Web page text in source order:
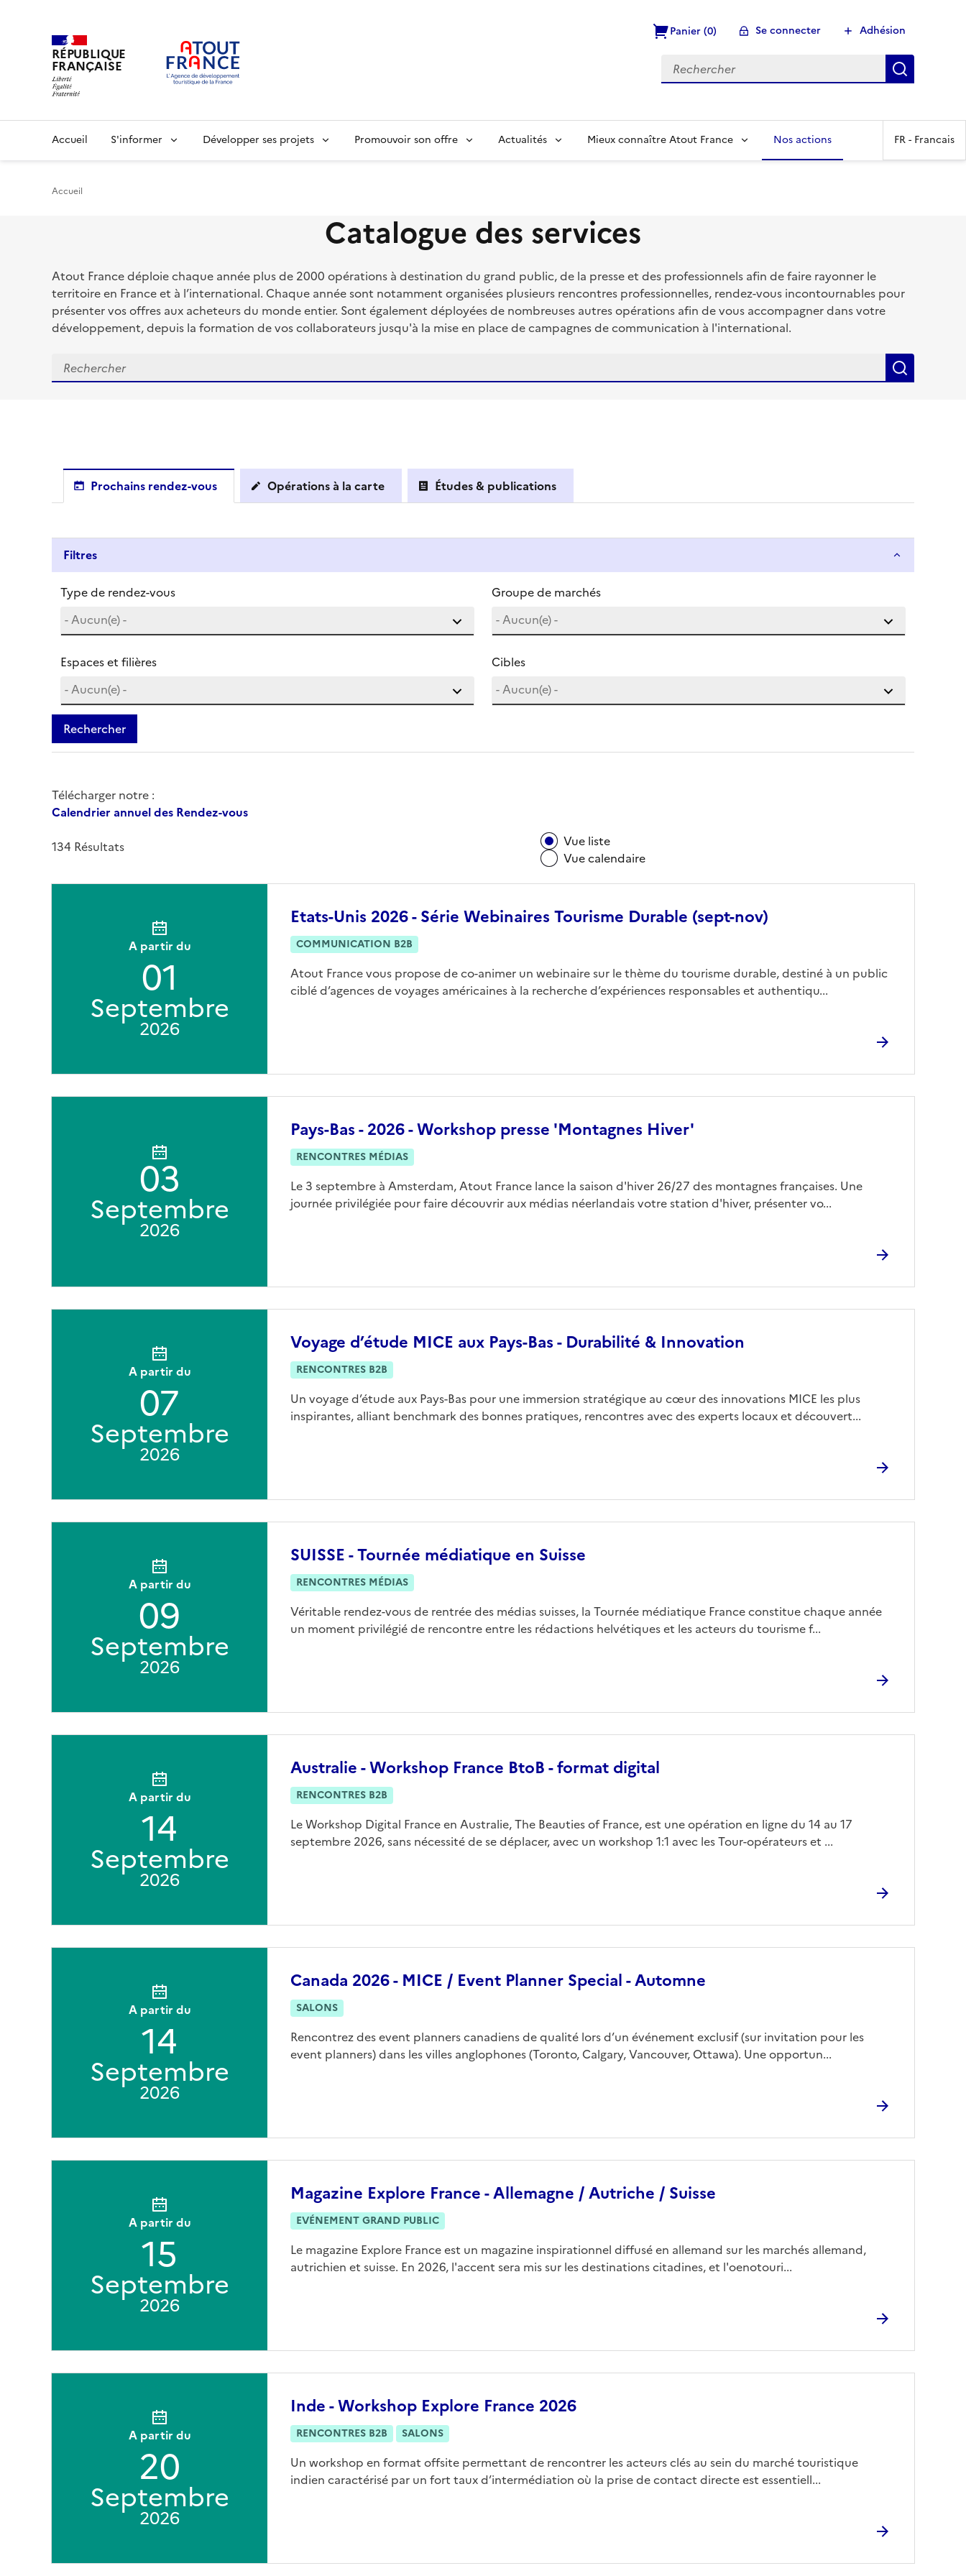
principal
RÉPUBLIQUE
FRANÇAISE
Panier (0) Se connecter Adhésion
Main
Accueil S'informer Développer ses projets Promouvoir son offre Actualités Mieux connaître Atout France Nos actions FR - Francais
Accueil
Catalogue des services
Atout France déploie chaque année plus de 2000 opérations à destination du grand public, de la presse et des professionnels afin de faire rayonner le
territoire en France et à l’international. Chaque année sont notamment organisées plusieurs rencontres professionnelles, rendez-vous incontournables pour
présenter vos offres aux acheteurs du monde entier. Sont également déployées de nombreuses autres opérations afin de vous accompagner dans votre
développement, depuis la formation de vos collaborateurs jusqu'à la mise en place de campagnes de communication à l'international.
Prochains rendez-vous Opérations à la carte Études & publications
Filtres
Type de rendez-vous Groupe de marchés
Espaces et filières Cibles
Rechercher
Télécharger notre :
Calendrier annuel des Rendez-vous
134 Résultats
Vue liste
Vue calendaire
Etats-Unis 2026 - Série Webinaires Tourisme Durable (sept-nov)
COMMUNICATION B2B
Atout France vous propose de co-animer un webinaire sur le thème du tourisme durable, destiné à un public
ciblé d’agences de voyages américaines à la recherche d’expériences responsables et authentiqu...
A partir du
01
Septembre
2026
Pays-Bas - 2026 - Workshop presse 'Montagnes Hiver'
RENCONTRES MÉDIAS
Le 3 septembre à Amsterdam, Atout France lance la saison d'hiver 26/27 des montagnes françaises. Une
journée privilégiée pour faire découvrir aux médias néerlandais votre station d'hiver, présenter vo...
03
Septembre
2026
Voyage d’étude MICE aux Pays-Bas - Durabilité & Innovation
RENCONTRES B2B
Un voyage d’étude aux Pays-Bas pour une immersion stratégique au cœur des innovations MICE les plus
inspirantes, alliant benchmark des bonnes pratiques, rencontres avec des experts locaux et découvert...
A partir du
07
Septembre
2026
SUISSE - Tournée médiatique en Suisse
RENCONTRES MÉDIAS
Véritable rendez-vous de rentrée des médias suisses, la Tournée médiatique France constitue chaque année
un moment privilégié de rencontre entre les rédactions helvétiques et les acteurs du tourisme f...
A partir du
09
Septembre
2026
Australie - Workshop France BtoB - format digital
RENCONTRES B2B
Le Workshop Digital France en Australie, The Beauties of France, est une opération en ligne du 14 au 17
septembre 2026, sans nécessité de se déplacer, avec un workshop 1:1 avec les Tour-opérateurs et ...
A partir du
14
Septembre
2026
Canada 2026 - MICE / Event Planner Special - Automne
SALONS
Rencontrez des event planners canadiens de qualité lors d’un événement exclusif (sur invitation pour les
event planners) dans les villes anglophones (Toronto, Calgary, Vancouver, Ottawa). Une opportun...
A partir du
14
Septembre
2026
Magazine Explore France - Allemagne / Autriche / Suisse
EVÉNEMENT GRAND PUBLIC
Le magazine Explore France est un magazine inspirationnel diffusé en allemand sur les marchés allemand,
autrichien et suisse. En 2026, l'accent sera mis sur les destinations citadines, et l'oenotouri...
A partir du
15
Septembre
2026
Inde - Workshop Explore France 2026
RENCONTRES B2B SALONS
Un workshop en format offsite permettant de rencontrer les acteurs clés au sein du marché touristique
indien caractérisé par un fort taux d’intermédiation où la prise de contact directe est essentiell...
A partir du
20
Septembre
2026